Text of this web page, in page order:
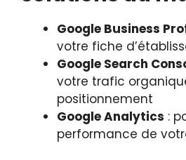
Google Business
votre fiche
Google Search
votre trafic
positionnement
Google Analytics :
performance de